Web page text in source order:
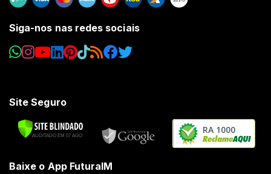
Siga-nos nas redes sociais
Site Seguro
RA 1000
Baixe o App FuturaIM